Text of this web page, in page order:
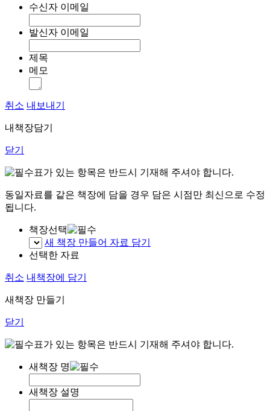
수신자 이메일
발신자 이메일
제목
메모
취소 내보내기
내책장담기
닫기
표가 있는 항목은 반드시 기재해 주셔야 합니다.
동일자료를 같은 책장에 담을 경우 담은 시점만 최신으로 수정
됩니다.
책장선택
새 책장 만들어 자료 담기
선택한 자료
취소 내책장에 담기
새책장 만들기
닫기
표가 있는 항목은 반드시 기재해 주셔야 합니다.
새책장 명
새책장 설명